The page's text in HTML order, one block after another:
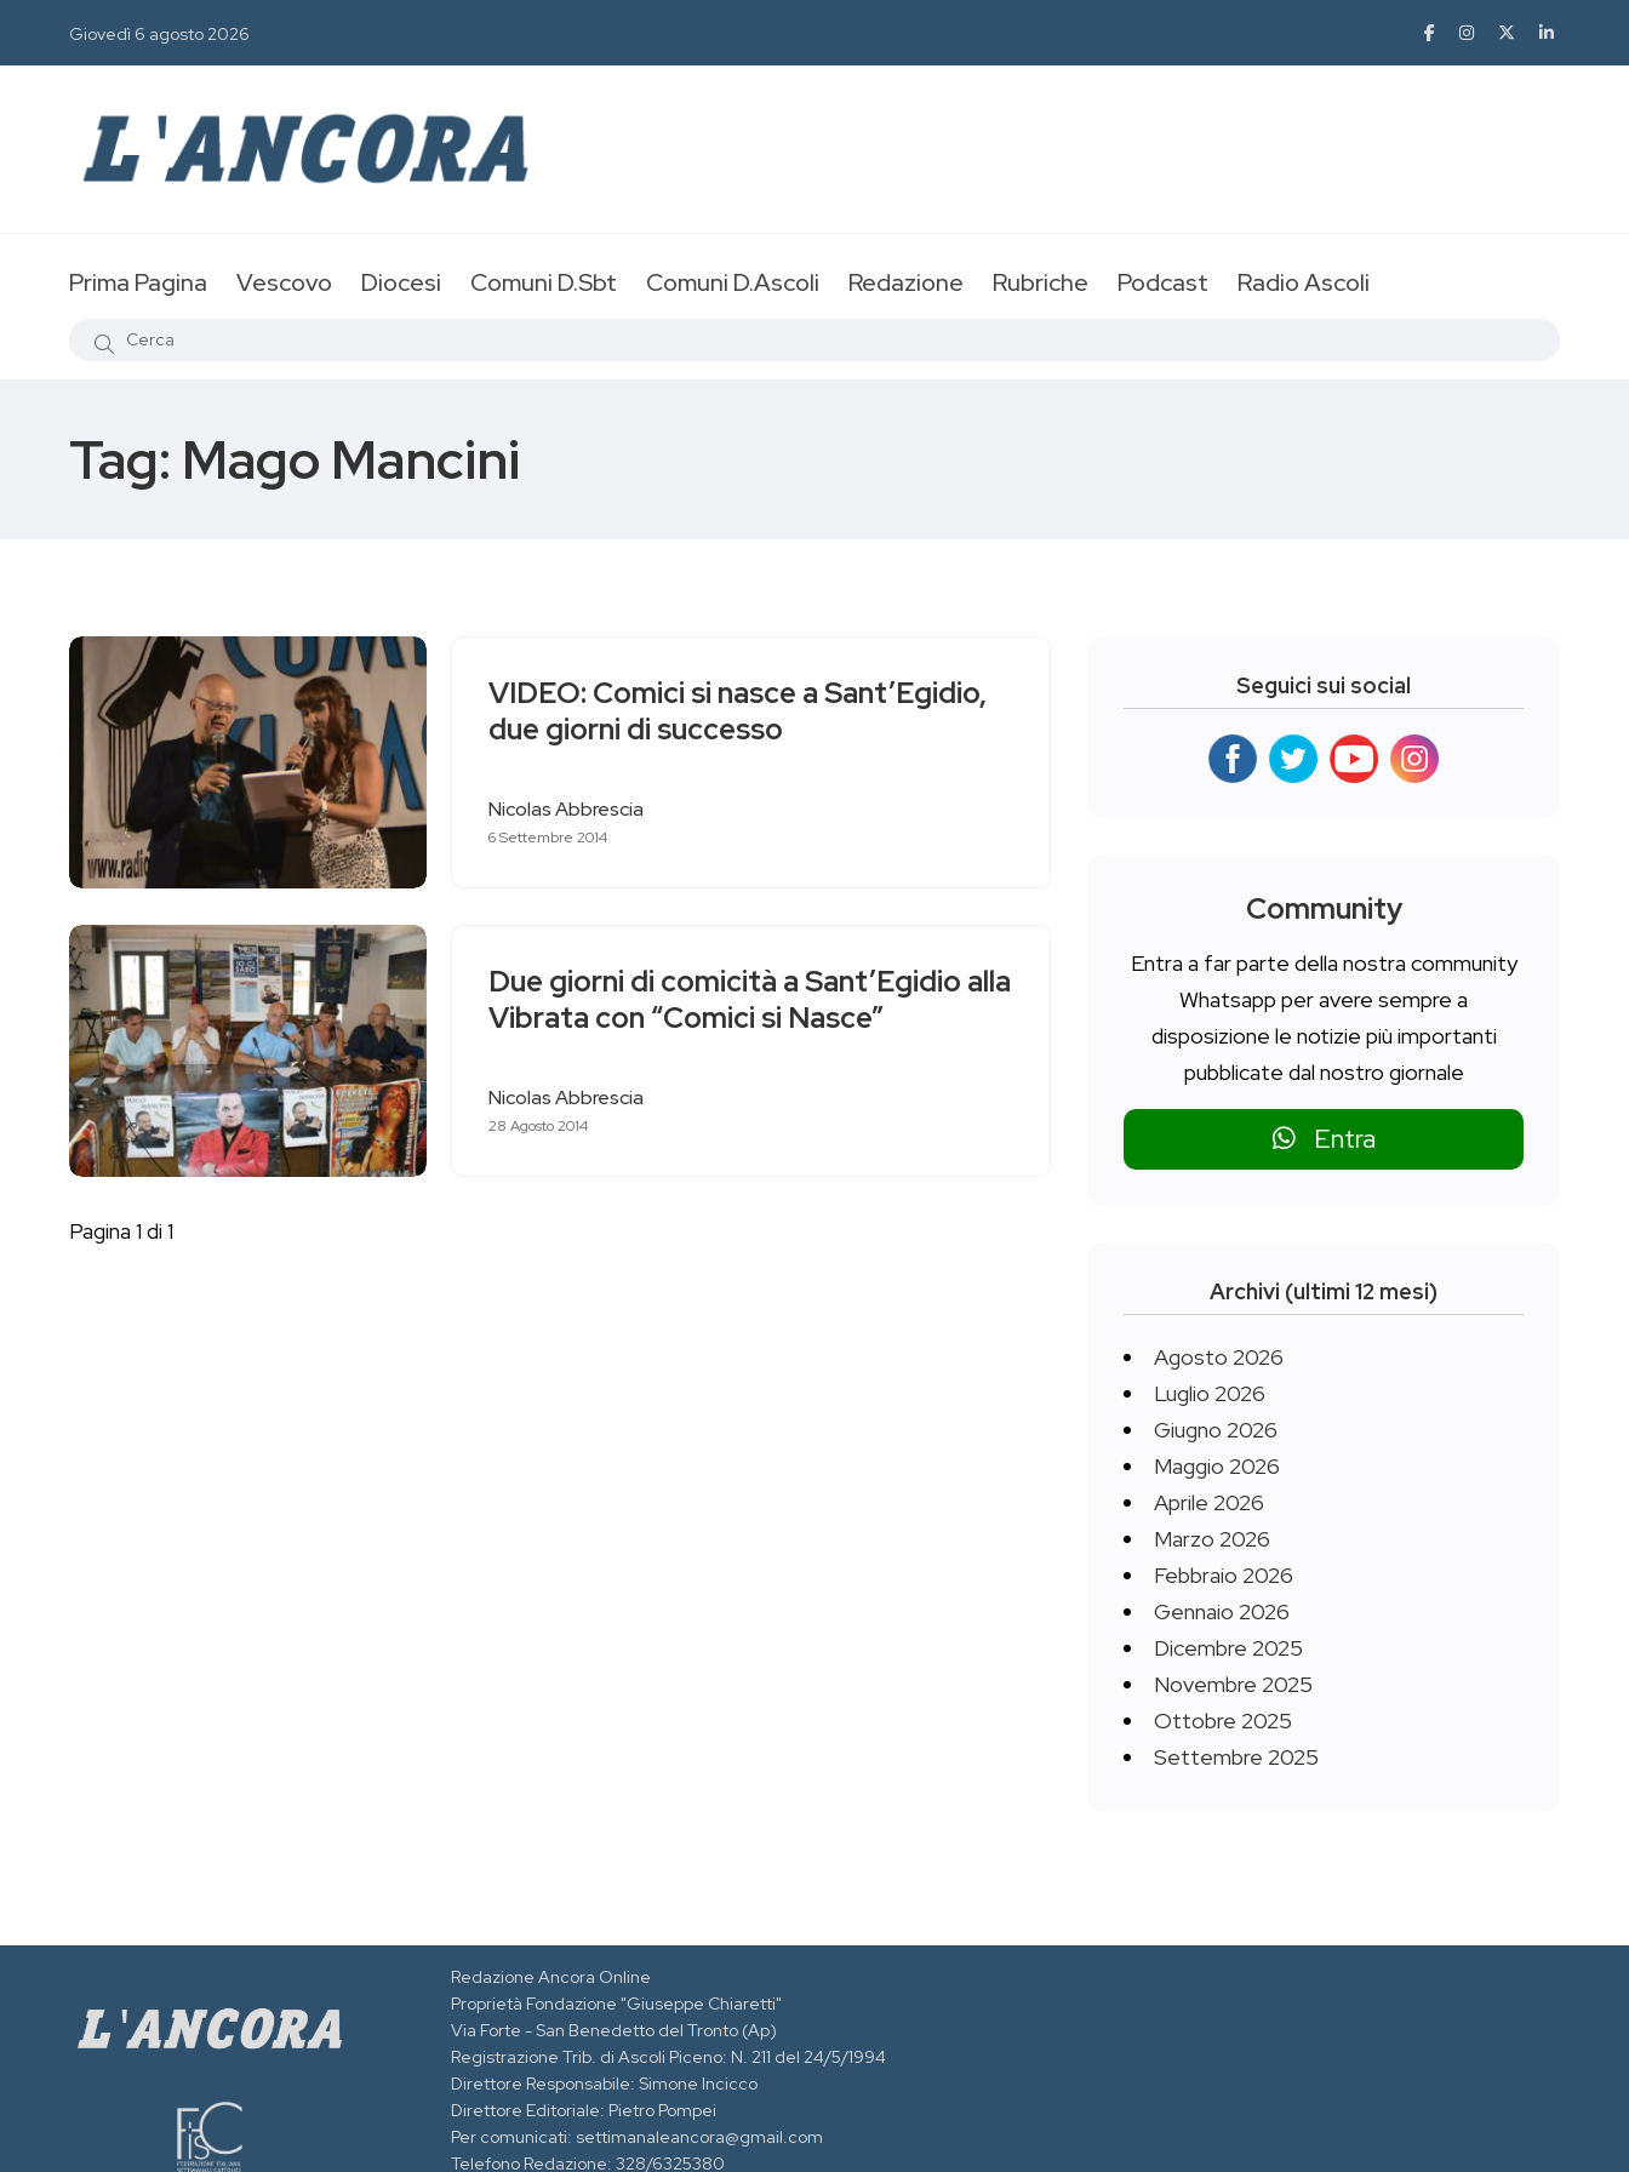
Giovedì 6 agosto 2026
Prima Pagina Vescovo Diocesi Comuni D.Sbt Comuni D.Ascoli Redazione Rubriche Podcast Radio Ascoli
Tag: Mago Mancini
VIDEO: Comici si nasce a Sant’Egidio,
due giorni di successo
Nicolas Abbrescia
6 Settembre 2014
Due giorni di comicità a Sant’Egidio alla
Vibrata con “Comici si Nasce”
Nicolas Abbrescia
28 Agosto 2014
Pagina 1 di 1
Seguici sui social
Community
Entra a far parte della nostra community
Whatsapp per avere sempre a
disposizione le notizie più importanti
pubblicate dal nostro giornale
Entra
Archivi (ultimi 12 mesi)
Agosto 2026
Luglio 2026
Giugno 2026
Maggio 2026
Aprile 2026
Marzo 2026
Febbraio 2026
Gennaio 2026
Dicembre 2025
Novembre 2025
Ottobre 2025
Settembre 2025
Redazione Ancora Online
Proprietà Fondazione "Giuseppe Chiaretti"
Via Forte - San Benedetto del Tronto (Ap)
Registrazione Trib. di Ascoli Piceno: N. 211 del 24/5/1994
Direttore Responsabile: Simone Incicco
Direttore Editoriale: Pietro Pompei
Per comunicati: settimanaleancora@gmail.com
Telefono Redazione: 328/6325380